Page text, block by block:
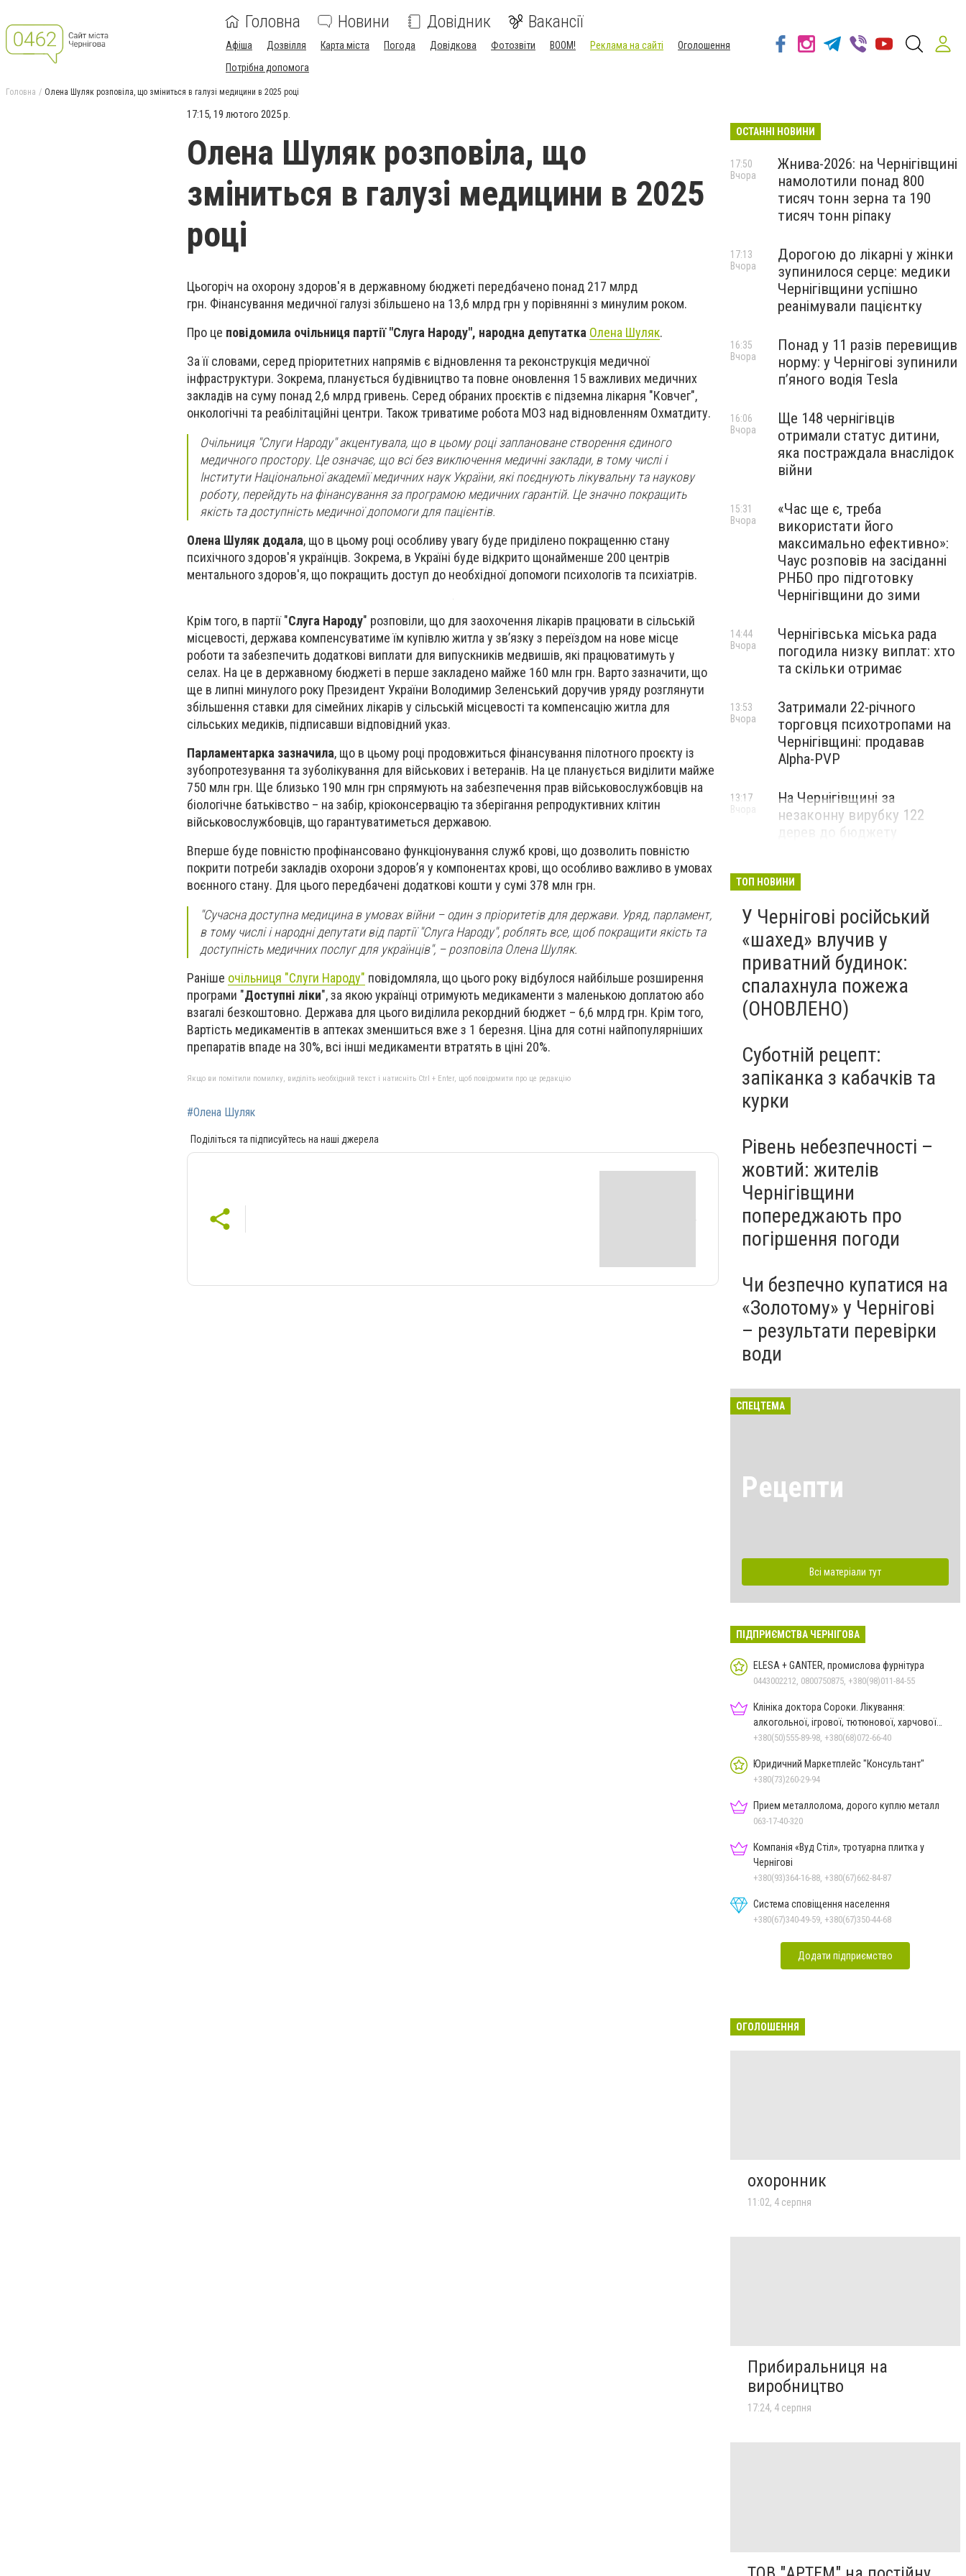
Головна Новини Довідник Вакансії
Афіша Дозвілля Карта міста Погода Довідкова Фотозвіти BOOM! Реклама на сайті
Оголошення
Потрібна допомога
Головна Олена Шуляк розповіла, що зміниться в галузі медицини в 2025 році
17:15, 19 лютого 2025 р.
Олена Шуляк розповіла, що
зміниться в галузі медицини в 2025
році
Цьогоріч на охорону здоров'я в державному бюджеті передбачено понад 217 млрд
грн. Фінансування медичної галузі збільшено на 13,6 млрд грн у порівнянні з минулим роком.
Про це повідомила очільниця партії "Слуга Народу", народна депутатка Олена Шуляк.
За її словами, серед пріоритетних напрямів є відновлення та реконструкція медичної
інфраструктури. Зокрема, планується будівництво та повне оновлення 15 важливих медичних
закладів на суму понад 2,6 млрд гривень. Серед обраних проєктів є підземна лікарня "Ковчег",
онкологічні та реабілітаційні центри. Також триватиме робота МОЗ над відновленням Охматдиту.
Очільниця "Слуги Народу" акцентувала, що в цьому році заплановане створення єдиного
медичного простору. Це означає, що всі без виключення медичні заклади, в тому числі і
Інститути Національної академії медичних наук України, які поєднують лікувальну та наукову
роботу, перейдуть на фінансування за програмою медичних гарантій. Це значно покращить
якість та доступність медичної допомоги для пацієнтів.
Олена Шуляк додала, що в цьому році особливу увагу буде приділено покращенню стану
психічного здоров'я українців. Зокрема, в Україні буде відкрито щонайменше 200 центрів
ментального здоров'я, що покращить доступ до необхідної допомоги психологів та психіатрів.
Крім того, в партії "Слуга Народу" розповіли, що для заохочення лікарів працювати в сільській
місцевості, держава компенсуватиме їм купівлю житла у зв’язку з переїздом на нове місце
роботи та забезпечить додаткові виплати для випускників медвишів, які працюватимуть у
селах. На це в державному бюджеті в перше закладено майже 160 млн грн. Варто зазначити, що
ще в липні минулого року Президент України Володимир Зеленський доручив уряду розглянути
збільшення ставки для сімейних лікарів у сільській місцевості та компенсацію житла для
сільських медиків, підписавши відповідний указ.
Парламентарка зазначила, що в цьому році продовжиться фінансування пілотного проєкту із
зубопротезування та зуболікування для військових і ветеранів. На це планується виділити майже
750 млн грн. Ще близько 190 млн грн спрямують на забезпечення прав військовослужбовців на
біологічне батьківство – на забір, кріоконсервацію та зберігання репродуктивних клітин
військовослужбовців, що гарантуватиметься державою.
Вперше буде повністю профінансовано функціонування служб крові, що дозволить повністю
покрити потреби закладів охорони здоров’я у компонентах крові, що особливо важливо в умовах
воєнного стану. Для цього передбачені додаткові кошти у сумі 378 млн грн.
"Сучасна доступна медицина в умовах війни – один з пріоритетів для держави. Уряд, парламент,
в тому числі і народні депутати від партії "Слуга Народу", роблять все, щоб покращити якість та
доступність медичних послуг для українців", – розповіла Олена Шуляк.
Раніше очільниця "Слуги Народу" повідомляла, що цього року відбулося найбільше розширення
програми "Доступні ліки", за якою українці отримують медикаменти з маленькою доплатою або
взагалі безкоштовно. Держава для цього виділила рекордний бюджет – 6,6 млрд грн. Крім того,
Вартість медикаментів в аптеках зменшиться вже з 1 березня. Ціна для сотні найпопулярніших
препаратів впаде на 30%, всі інші медикаменти втратять в ціні 20%.
Якщо ви помітили помилку, виділіть необхідний текст і натисніть Ctrl + Enter, щоб повідомити про це редакцію
#Олена Шуляк
Поділіться та підписуйтесь на наші джерела
ОСТАННІ НОВИНИ
Жнива-2026: на Чернігівщині
намолотили понад 800
тисяч тонн зерна та 190
тисяч тонн ріпаку
17:50
Вчора
Дорогою до лікарні у жінки
зупинилося серце: медики
Чернігівщини успішно
реанімували пацієнтку
17:13
Вчора
Понад у 11 разів перевищив
норму: у Чернігові зупинили
пʼяного водія Tesla
16:35
Вчора
Ще 148 чернігівців
отримали статус дитини,
яка постраждала внаслідок
війни
16:06
Вчора
«Час ще є, треба
використати його
максимально ефективно»:
Чаус розповів на засіданні
РНБО про підготовку
Чернігівщини до зими
15:31
Вчора
Чернігівська міська рада
погодила низку виплат: хто
та скільки отримає
14:44
Вчора
Затримали 22-річного
торговця психотропами на
Чернігівщині: продавав
Alpha-PVP
13:53
Вчора
На Чернігівщині за
незаконну вирубку 122
дерев до бюджету
13:17
Вчора
ТОП НОВИНИ
У Чернігові російський
«шахед» влучив у
приватний будинок:
спалахнула пожежа
(ОНОВЛЕНО)
Суботній рецепт:
запіканка з кабачків та
курки
Рівень небезпечності –
жовтий: жителів
Чернігівщини
попереджають про
погіршення погоди
Чи безпечно купатися на
«Золотому» у Чернігові
– результати перевірки
води
СПЕЦТЕМА
Рецепти
Всі матеріали тут
ПІДПРИЄМСТВА ЧЕРНІГОВА
ELESA + GANTER, промислова фурнітура
0443002212, 0800750875, +380(98)011-84-55
Клініка доктора Сороки. Лікування:
алкогольної, ігрової, тютюнової, харчової
залежностей, неврозів т
+380(50)555-89-98, +380(68)072-66-40
Юридичний Маркетплейс "Консультант"
+380(73)260-29-94
Прием металлолома, дорого куплю металл
063-17-40-320
Компанія «Вуд Стіл», тротуарна плитка у
Чернігові
+380(93)364-16-88, +380(67)662-84-87
Система сповіщення населення
+380(67)340-49-59, +380(67)350-44-68
Додати підприємство
ОГОЛОШЕННЯ
охоронник
11:02, 4 серпня
Прибиральниця на
виробництво
17:24, 4 серпня